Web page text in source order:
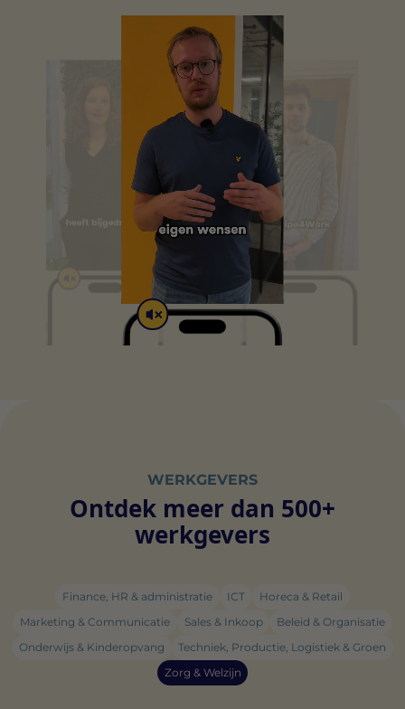
WERKGEVERS
Ontdek meer dan 500+
werkgevers
Finance, HR & administratie ICT
Horeca & Retail
Marketing & Communicatie
Sales & Inkoop
Beleid & Organisatie
Onderwijs & Kinderopvang
Techniek, Productie, Logistiek & Groen
Zorg & Welzijn